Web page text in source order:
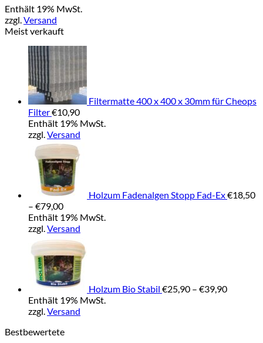
Enthält 19% MwSt.
zzgl.Versand
Meist verkauft
Filtermatte 400 x 400 x 30mm für Cheops
Filter€10,90
Enthält 19% MwSt.
zzgl.Versand
Holzum Fadenalgen Stopp Fad-Ex€18,50
– €79,00Preisspanne:
€18,50
bis
€79,00
Enthält 19% MwSt.
zzgl.Versand
Holzum Bio Stabil €25,90 – €39,90
Enthält 19% MwSt.
zzgl.Versand
Bestbewertete